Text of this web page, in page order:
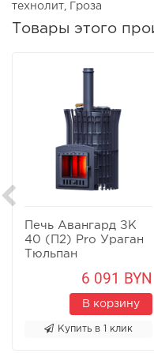
технолит
Гроза
Товары этого
Печь Авангард ЗК
40 (П2) Pro Ураган
Тюльпан
6 091 BYN
В корзину
Купить в 1 клик